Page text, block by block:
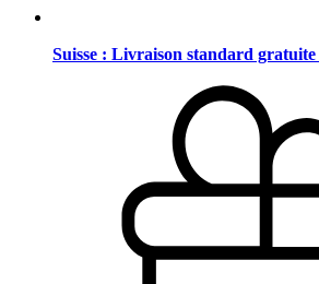
Suisse : Livraison standard gratuite